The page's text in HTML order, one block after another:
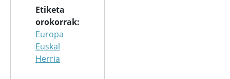
Etiketa
orokorrak
Europa
Euskal
Herria